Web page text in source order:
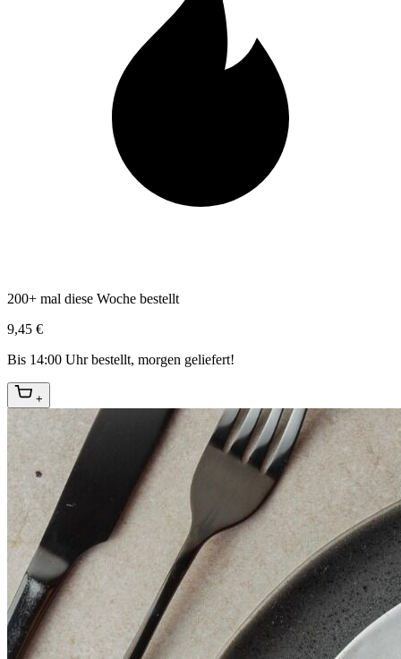
200+ mal diese Woche bestellt
9,45 €
Bis 14:00 Uhr bestellt, morgen geliefert!
+